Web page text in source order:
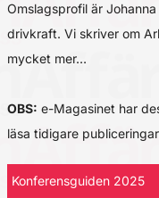
Omslagsprofil är
drivkraft. Vi skriver om
mycket mer…
OBS: e-Magasinet har
läsa tidigare
Konferensguiden 2025